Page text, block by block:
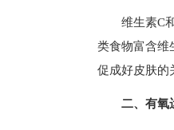
维生素C
类食物富含维
促成好皮肤的
二、有氧